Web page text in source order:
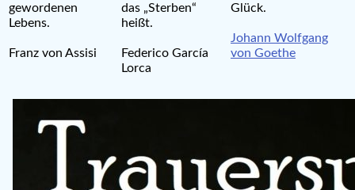
gewordenen
Lebens.
Franz von Assisi
das „Sterben“
heißt.
Federico García
Lorca
Glück.
Johann Wolfgang
von Goethe